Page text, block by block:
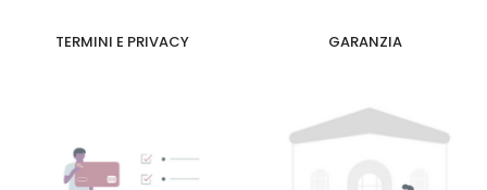
TERMINI E PRIVACY GARANZIA